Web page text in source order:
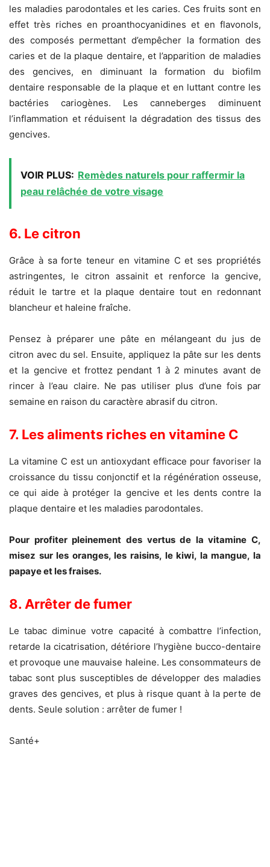
les maladies parodontales et les caries. Ces fruits sont en
effet très riches en proanthocyanidines et en flavonols,
des composés permettant d’empêcher la formation des
caries et de la plaque dentaire, et l’apparition de maladies
des gencives, en diminuant la formation du biofilm
dentaire responsable de la plaque et en luttant contre les
bactéries cariogènes. Les canneberges diminuent
l’inflammation et réduisent la dégradation des tissus des
gencives.
VOIR PLUS: Remèdes naturels pour raffermir la
peau relâchée de votre visage
6. Le citron
Grâce à sa forte teneur en vitamine C et ses propriétés
astringentes, le citron assainit et renforce la gencive,
réduit le tartre et la plaque dentaire tout en redonnant
blancheur et haleine fraîche.
Pensez à préparer une pâte en mélangeant du jus de
citron avec du sel. Ensuite, appliquez la pâte sur les dents
et la gencive et frottez pendant 1 à 2 minutes avant de
rincer à l’eau claire. Ne pas utiliser plus d’une fois par
semaine en raison du caractère abrasif du citron.
7. Les aliments riches en vitamine C
La vitamine C est un antioxydant efficace pour favoriser la
croissance du tissu conjonctif et la régénération osseuse,
ce qui aide à protéger la gencive et les dents contre la
plaque dentaire et les maladies parodontales.
Pour profiter pleinement des vertus de la vitamine C,
misez sur les oranges, les raisins, le kiwi, la mangue, la
papaye et les fraises.
8. Arrêter de fumer
Le tabac diminue votre capacité à combattre l’infection,
retarde la cicatrisation, détériore l’hygiène bucco-dentaire
et provoque une mauvaise haleine. Les consommateurs de
tabac sont plus susceptibles de développer des maladies
graves des gencives, et plus à risque quant à la perte de
dents. Seule solution : arrêter de fumer !
Santé+